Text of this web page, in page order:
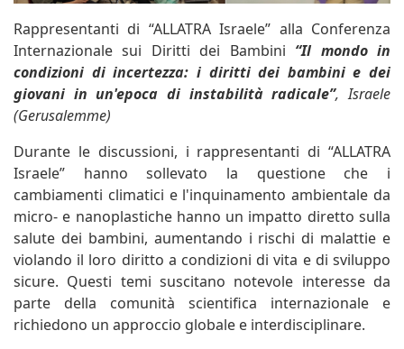
Rappresentanti di “ALLATRA Israele” alla Conferenza
Internazionale sui Diritti dei Bambini “Il mondo in
condizioni di incertezza: i diritti dei bambini e dei
giovani in un'epoca di instabilità radicale”, Israele
(Gerusalemme)
Durante le discussioni, i rappresentanti di “ALLATRA
Israele” hanno sollevato la questione che i
cambiamenti climatici e l'inquinamento ambientale da
micro- e nanoplastiche hanno un impatto diretto sulla
salute dei bambini, aumentando i rischi di malattie e
violando il loro diritto a condizioni di vita e di sviluppo
sicure. Questi temi suscitano notevole interesse da
parte della comunità scientifica internazionale e
richiedono un approccio globale e interdisciplinare.